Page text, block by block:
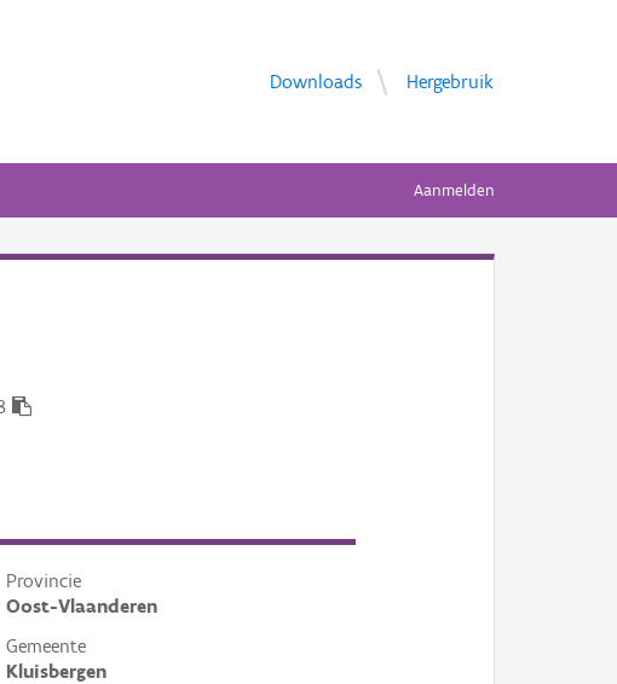
Downloads Hergebruik
Aanmelden
Provincie
Oost-Vlaanderen
Gemeente
Kluisbergen